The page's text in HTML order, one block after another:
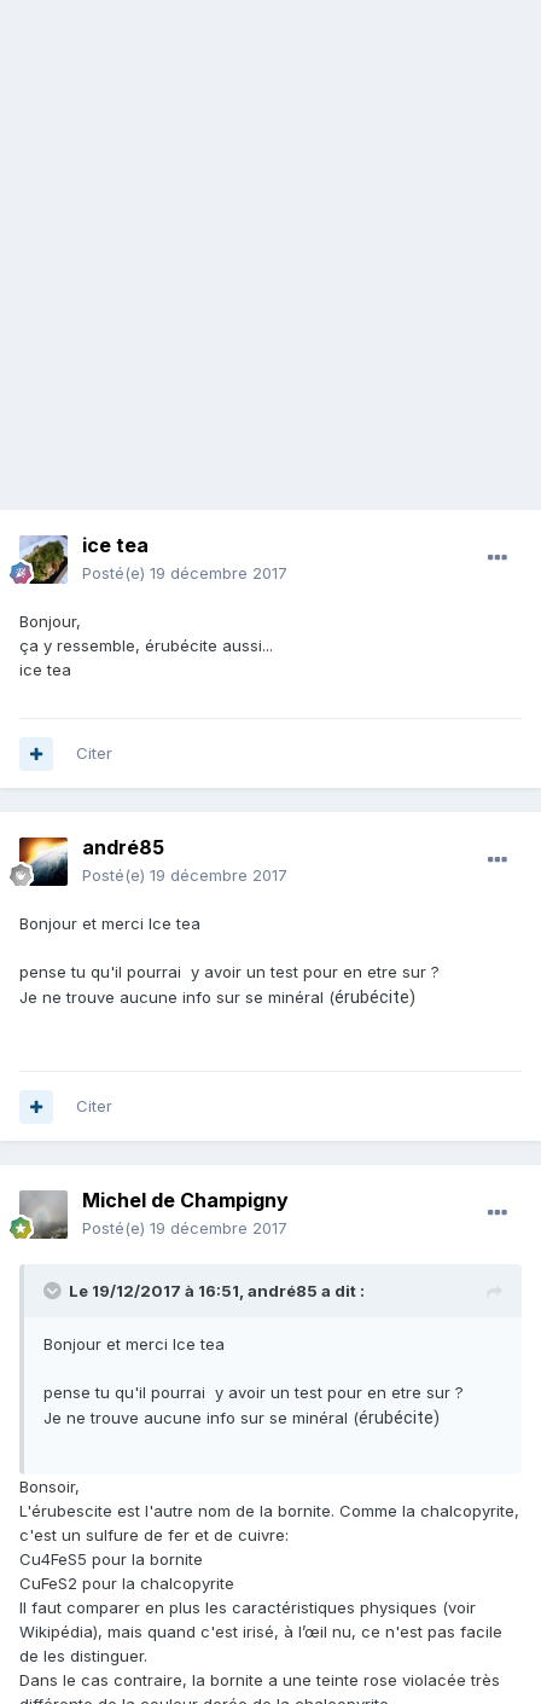
ice tea
Posté(e) 19 décembre 2017
Bonjour,
ça y ressemble, érubécite aussi...
ice tea
Citer
andré85
Posté(e) 19 décembre 2017
Bonjour et merci Ice tea
pense tu qu'il pourrai y avoir un test pour en etre sur ?
Je ne trouve aucune info sur se minéral (érubécite)
Citer
Michel de Champigny
Posté(e) 19 décembre 2017
Le 19/12/2017 à 16:51, andré85 a dit :
Bonjour et merci Ice tea
pense tu qu'il pourrai y avoir un test pour en etre sur ?
Je ne trouve aucune info sur se minéral (érubécite)
Bonsoir,
L'érubescite est l'autre nom de la bornite. Comme la chalcopyrite,
c'est un sulfure de fer et de cuivre:
Cu4FeS5 pour la bornite
CuFeS2 pour la chalcopyrite
Il faut comparer en plus les caractéristiques physiques (voir
Wikipédia), mais quand c'est irisé, à l’œil nu, ce n'est pas facile
de les distinguer.
Dans le cas contraire, la bornite a une teinte rose violacée très